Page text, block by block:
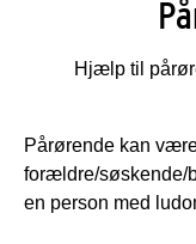
Hjælp til
Pårørende kan
forældre/søskende/
en person med